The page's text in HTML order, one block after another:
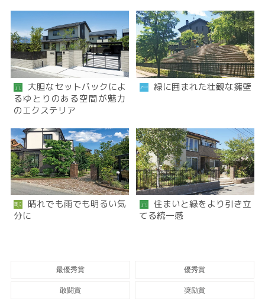
大胆なセットバックによ
るゆとりのある空間が魅力
のエクステリア
緑に囲まれた壮観な擁壁
晴れでも雨でも明るい気
分に
住まいと緑をより引き立
てる統一感
最優秀賞 優秀賞
敢闘賞 奨励賞